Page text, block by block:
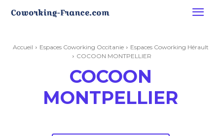
Accueil Espaces Coworking Occitanie
Espaces Coworking Hérault
COCOON MONTPELLIER
COCOON
MONTPELLIER